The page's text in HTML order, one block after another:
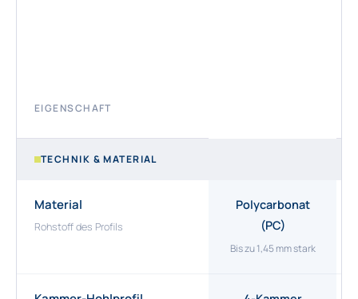
EIGENSCHAFT
TECHNIK & MATERIAL
Material
Rohstoff des Profils
Polycarbonat
(PC)
Bis zu 1,45 mm stark